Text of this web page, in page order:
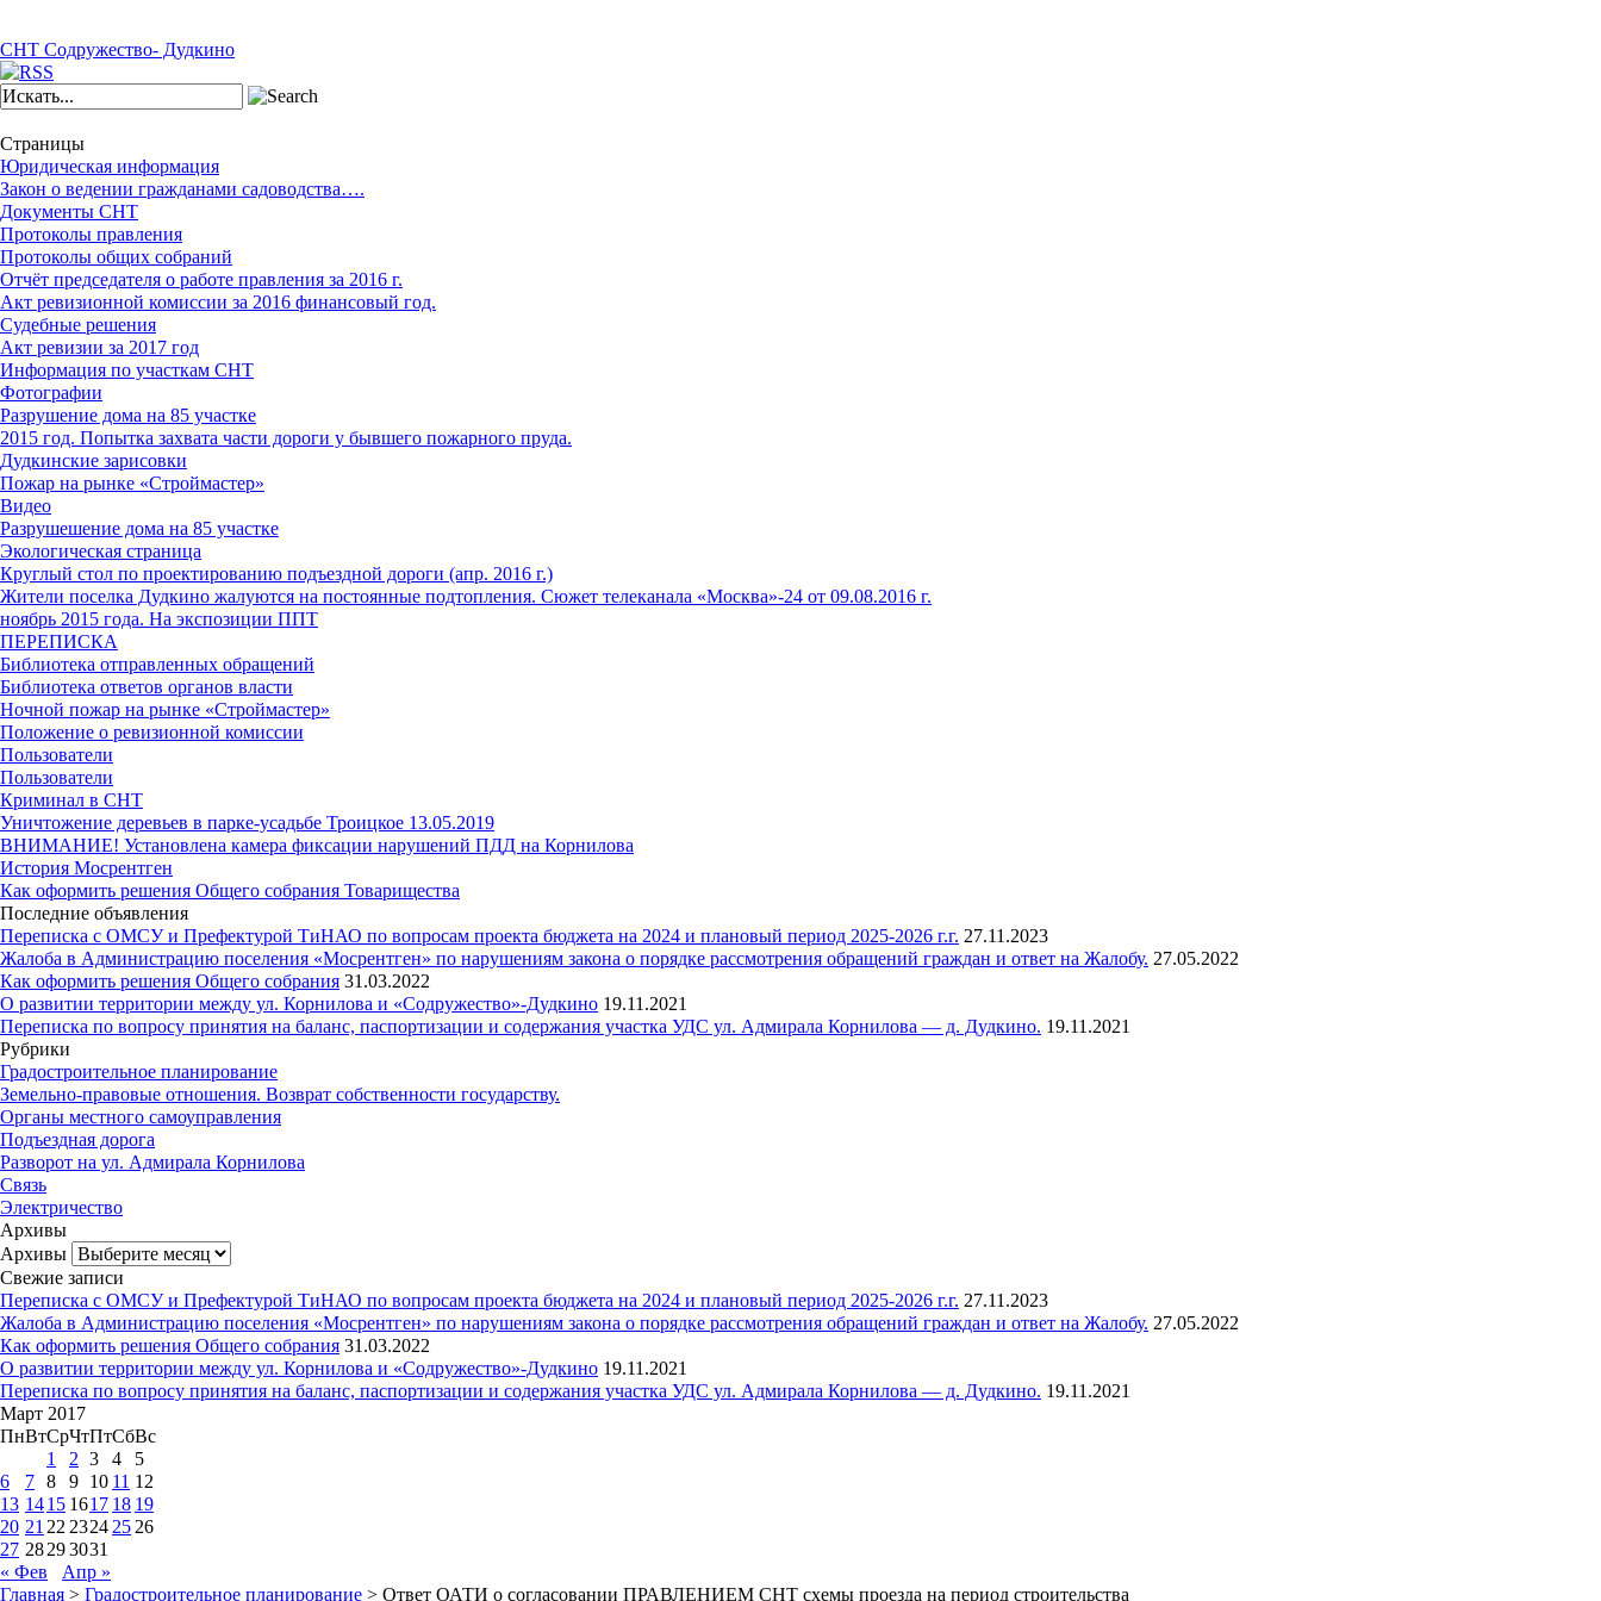
СНТ Содружество- Дудкино
Страницы
Юридическая информация
Закон о ведении гражданами садоводства….
Документы СНТ
Протоколы правления
Протоколы общих собраний
Отчёт председателя о работе правления за 2016 г.
Акт ревизионной комиссии за 2016 финансовый год.
Судебные решения
Акт ревизии за 2017 год
Информация по участкам СНТ
Фотографии
Разрушение дома на 85 участке
2015 год. Попытка захвата части дороги у бывшего пожарного пруда.
Дудкинские зарисовки
Пожар на рынке «Строймастер»
Видео
Разрушешение дома на 85 участке
Экологическая страница
Круглый стол по проектированию подъездной дороги (апр. 2016 г.)
Жители поселка Дудкино жалуются на постоянные подтопления. Сюжет телеканала «Москва»-24 от 09.08.2016 г.
ноябрь 2015 года. На экспозиции ППТ
ПЕРЕПИСКА
Библиотека отправленных обращений
Библиотека ответов органов власти
Ночной пожар на рынке «Строймастер»
Положение о ревизионной комиссии
Пользователи
Пользователи
Криминал в СНТ
Уничтожение деревьев в парке-усадьбе Троицкое 13.05.2019
ВНИМАНИЕ! Установлена камера фиксации нарушений ПДД на Корнилова
История Мосрентген
Как оформить решения Общего собрания Товарищества
Последние объявления
Переписка с ОМСУ и Префектурой ТиНАО по вопросам проекта бюджета на 2024 и плановый период 2025-2026 г.г. 27.11.2023
Жалоба в Администрацию поселения «Мосрентген» по нарушениям закона о порядке рассмотрения обращений граждан и ответ на Жалобу. 27.05.2022
Как оформить решения Общего собрания 31.03.2022
О развитии территории между ул. Корнилова и «Содружество»-Дудкино 19.11.2021
Переписка по вопросу принятия на баланс, паспортизации и содержания участка УДС ул. Адмирала Корнилова — д. Дудкино. 19.11.2021
Рубрики
Градостроительное планирование
Земельно-правовые отношения. Возврат собственности государству.
Органы местного самоуправления
Подъездная дорога
Разворот на ул. Адмирала Корнилова
Связь
Электричество
Архивы
Архивы
Свежие записи
Переписка с ОМСУ и Префектурой ТиНАО по вопросам проекта бюджета на 2024 и плановый период 2025-2026 г.г. 27.11.2023
Жалоба в Администрацию поселения «Мосрентген» по нарушениям закона о порядке рассмотрения обращений граждан и ответ на Жалобу. 27.05.2022
Как оформить решения Общего собрания 31.03.2022
О развитии территории между ул. Корнилова и «Содружество»-Дудкино 19.11.2021
Переписка по вопросу принятия на баланс, паспортизации и содержания участка УДС ул. Адмирала Корнилова — д. Дудкино. 19.11.2021
Март 2017
ПнВтСрЧтПтСбВс
1
2 3 4
5
6
7 8 9 10 11 12
13 1415 1617 18 19
20 21 22 2324 25 26
27 28293031
« Фев
Апр »
Главная > Градостроительное планирование > Ответ ОАТИ о согласовании ПРАВЛЕНИЕМ СНТ схемы проезда на период строительства